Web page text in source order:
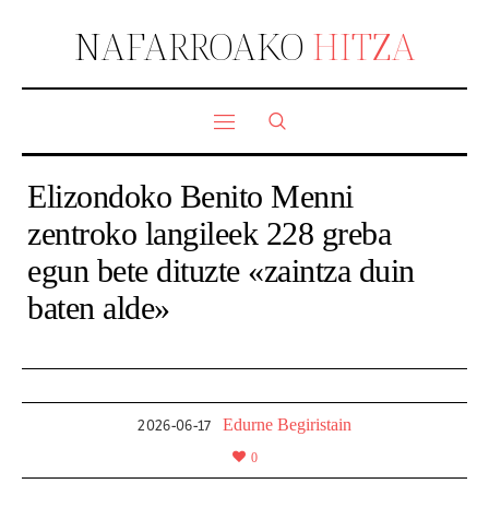
NAFARROAKO HITZA
Elizondoko Benito Menni
zentroko langileek 228 greba
egun bete dituzte «zaintza duin
baten alde»
2026-06-17 Edurne Begiristain
0